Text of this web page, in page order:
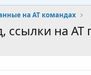
на AT командах
ссылки на